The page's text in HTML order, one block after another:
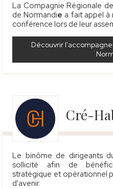
La Compagnie Régionale
de Normandie a fait appel à
conférence lors de leur
Découvrir
Cré-
Le binôme de dirigeants
sollicité afin de
stratégique et opérationnel
d'avenir.